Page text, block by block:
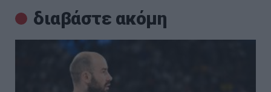
διαβάστε ακόμη